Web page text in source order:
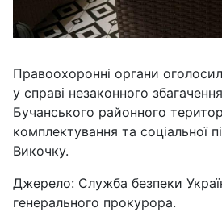
Правоохоронні органи
у справі незаконного
Бучанського районного
комплектування та соціальної
Викочку.
Джерело: Служба безпеки
генерального прокурора.